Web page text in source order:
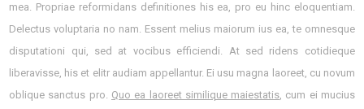
mea. Propriae reformidans definitiones his ea, pro eu hinc eloquentiam.
Delectus voluptaria no nam. Essent melius maiorum ius ea, te omnesque
disputationi qui, sed at vocibus efficiendi. At sed ridens cotidieque
liberavisse, his et elitr audiam appellantur. Ei usu magna laoreet, cu novum
oblique sanctus pro. Quo ea laoreet similique maiestatis , cum ei mucius